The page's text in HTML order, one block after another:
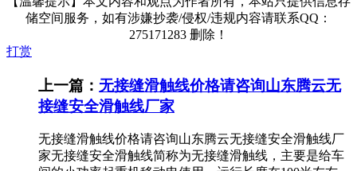
储空间服务，如有涉嫌抄袭/侵权/违规内容请联系QQ：
275171283 删除！
打赏
上一篇： 无接缝滑触线价格请咨询山东腾云无
接缝安全滑触线厂家
无接缝滑触线价格请咨询山东腾云无接缝安全滑触线厂
家无接缝安全滑触线简称为无接缝滑触线，主要是给车